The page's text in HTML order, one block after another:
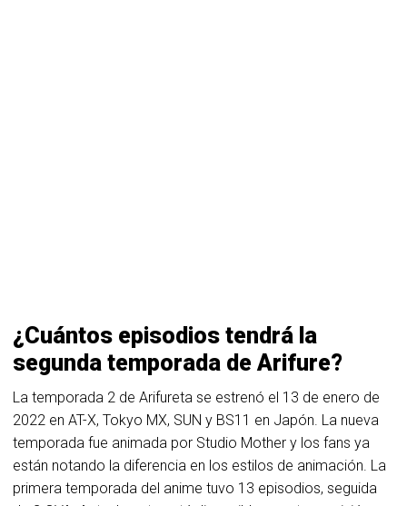
¿Cuántos episodios tendrá la
segunda temporada de Arifure?
La temporada 2 de Arifureta se estrenó el 13 de enero de
2022 en AT-X, Tokyo MX, SUN y BS11 en Japón. La nueva
temporada fue animada por Studio Mother y los fans ya
están notando la diferencia en los estilos de animación. La
primera temporada del anime tuvo 13 episodios, seguida